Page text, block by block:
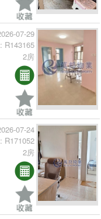
07-29
R143165
2房
07-24
R171052
2房